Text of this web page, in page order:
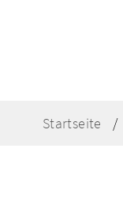
Startseite